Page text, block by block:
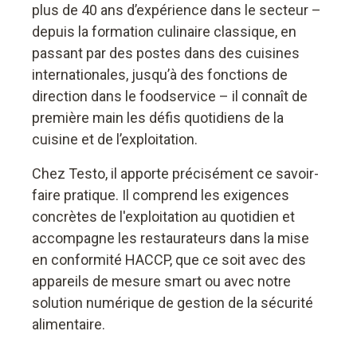
plus de 40 ans d’expérience dans le secteur –
depuis la formation culinaire classique, en
passant par des postes dans des cuisines
internationales, jusqu’à des fonctions de
direction dans le foodservice – il connaît de
première main les défis quotidiens de la
cuisine et de l’exploitation.
Chez Testo, il apporte précisément ce savoir-
faire pratique. Il comprend les exigences
concrètes de l'exploitation au quotidien et
accompagne les restaurateurs dans la mise
en conformité HACCP, que ce soit avec des
appareils de mesure smart ou avec notre
solution numérique de gestion de la sécurité
alimentaire.